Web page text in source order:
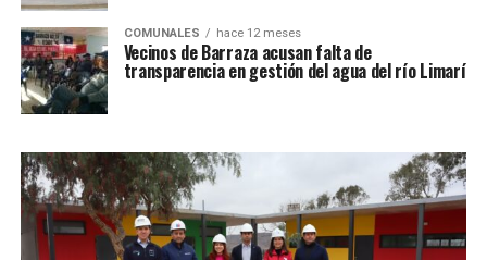
COMUNALES hace 12 meses
Vecinos de Barraza acusan falta de
transparencia en gestión del agua del río Limarí